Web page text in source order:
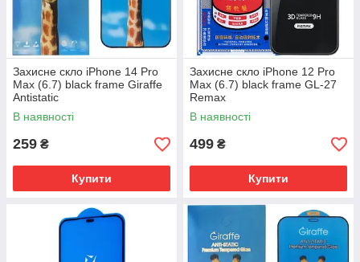
Захисне скло iPhone 14 Pro
Max (6.7) black frame Giraffe
Antistatic
В наявності
259 ₴
Купити
Захисне скло iPhone 12 Pro
Max (6.7) black frame GL-27
Remax
В наявності
499 ₴
Купити